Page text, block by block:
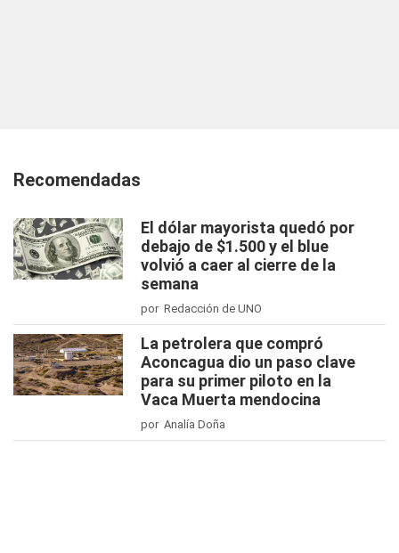
Recomendadas
El dólar mayorista quedó por
debajo de $1.500 y el blue
volvió a caer al cierre de la
semana
por Redacción de UNO
La petrolera que compró
Aconcagua dio un paso clave
para su primer piloto en la
Vaca Muerta mendocina
por Analía Doña